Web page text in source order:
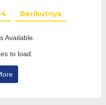
Berikutnya
Available.
to load.